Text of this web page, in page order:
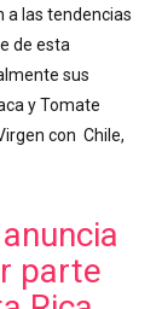
a las tendencias
de esta
sus
y Tomate
con Chile,
parte